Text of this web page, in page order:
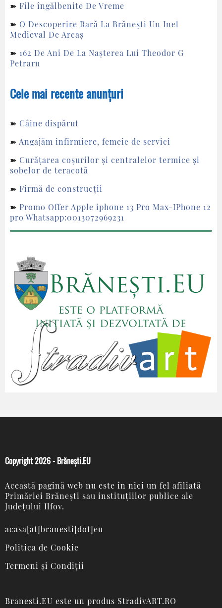
➽ File îngălbenite De Vreme
➽ O Descoperire Rară La Brănești Un Inel
Medieval De Arcaș
➽ 162 De Ani De La Nașterea Lui Theodor G
Petraru
Cele mai recente anunțuri
➽ Câine dispărut
➽ Angajăm infirmiere, femeie de servici
➽ Curățarea coșurilor și centralelor termice și
sobelor de teracotă
➽ Firmă de construcții
➽ Promo Offer Apple iphone 13 Pro Max-IPhone 12
pro Whatsapp:0013072969231
Copyright 2026 - Brănești.EU
Această pagină web nu este în nici un fel afiliată
Primăriei Brănești sau instituțiilor publice ale
Județului Ilfov.
acasa[at]branesti[dot]eu
Politica de Cookie
Termeni și Condiții
Branesti.EU este un produs StradivART.RO